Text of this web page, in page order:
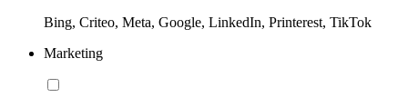
Bing, Criteo, Meta, Google, LinkedIn, Printerest, TikTok
Marketing